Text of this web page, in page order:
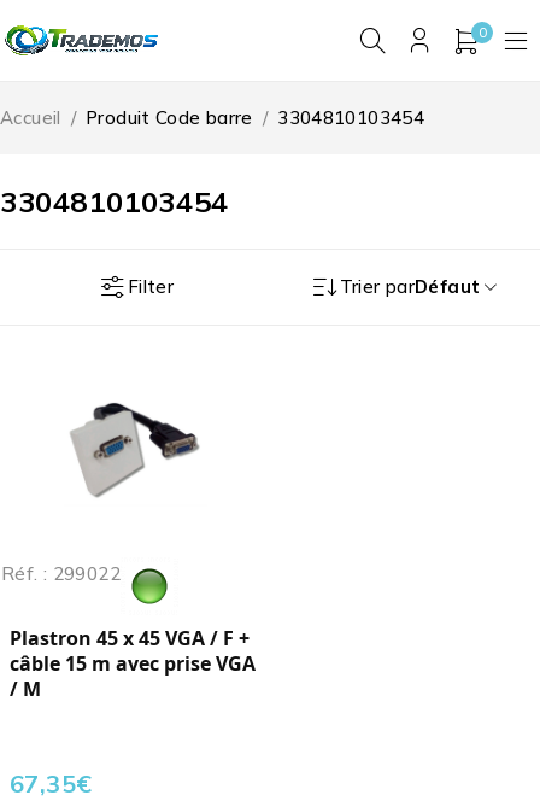
0
3304810103454
Accueil / Produit Code barre / 3304810103454
Filter Trier parDéfaut
Réf. : 299022
Plastron 45 x 45 VGA / F +
câble 15 m avec prise VGA
/ M
67,35€